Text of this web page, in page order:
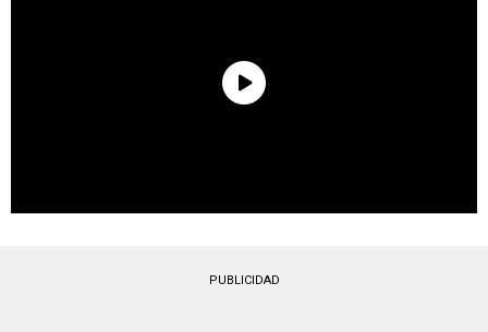
PUBLICIDAD